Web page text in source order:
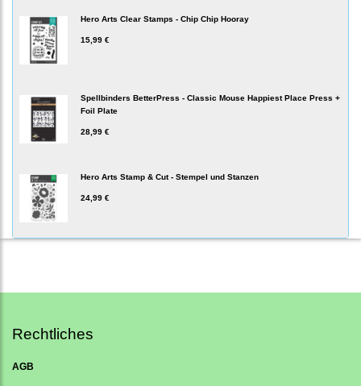
Hero Arts Clear Stamps - Chip Chip Hooray
15,99 €
Spellbinders BetterPress - Classic Mouse Happiest Place Press +
Foil Plate
28,99 €
Hero Arts Stamp & Cut - Stempel und Stanzen
24,99 €
Rechtliches
AGB